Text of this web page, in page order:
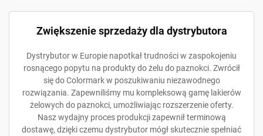
Zwiększenie sprzedaży dla dystrybutora
Dystrybutor w Europie napotkał trudności w zaspokojeniu
rosnącego popytu na produkty do żelu do paznokci. Zwrócił
się do Colormark w poszukiwaniu niezawodnego
rozwiązania. Zapewniliśmy mu kompleksową gamę lakierów
żelowych do paznokci, umożliwiając rozszerzenie oferty.
Nasz wydajny proces produkcji zapewnił terminową
dostawę, dzięki czemu dystrybutor mógł skutecznie spełniać